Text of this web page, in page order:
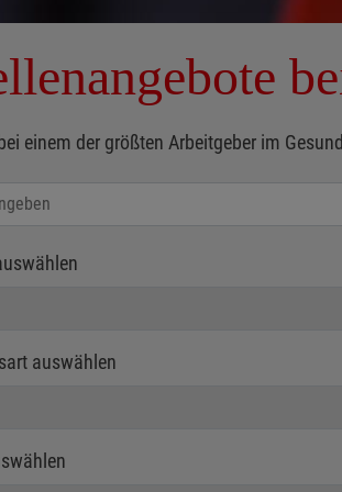
einem der größten Arbeitgeber im
auswählen